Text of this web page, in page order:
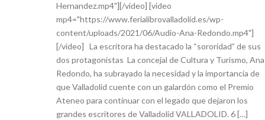
Hernandez.mp4"][/video] [video
mp4="https://www.ferialibrovalladolid.es/wp-
content/uploads/2021/06/Audio-Ana-Redondo.mp4"]
[/video] La escritora ha destacado la “sororidad” de sus
dos protagonistas La concejal de Cultura y Turismo, Ana
Redondo, ha subrayado la necesidad y la importancia de
que Valladolid cuente con un galardón como el Premio
Ateneo para continuar con el legado que dejaron los
grandes escritores de Valladolid VALLADOLID. 6 […]